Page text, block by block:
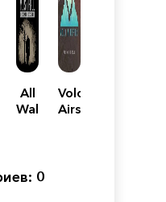
All
Walls
Tech-
Volo
Airsport
0